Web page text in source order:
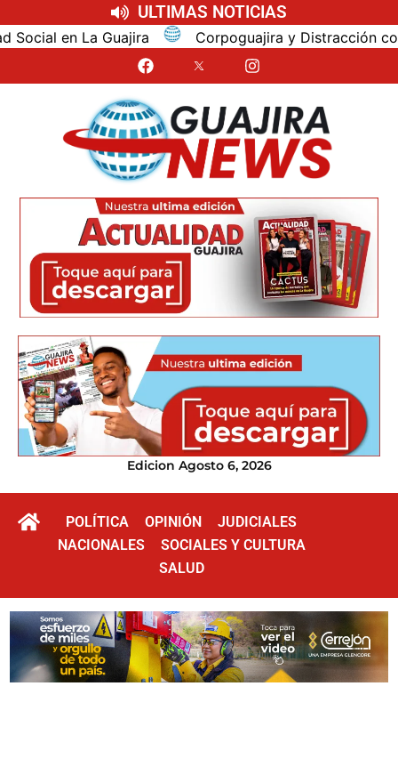
ULTIMAS NOTICIAS
Corpoguajira y Distracción concertan los asuntos
Edicion Agosto 6, 2026
POLÍTICA OPINIÓN
JUDICIALES
NACIONALES
SOCIALES Y CULTURA
SALUD